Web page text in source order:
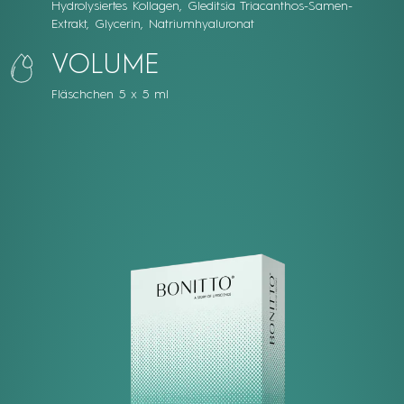
Hydrolysiertes Kollagen, Gleditsia Triacanthos-Samen-
Extrakt, Glycerin, Natriumhyaluronat
VOLUME
Fläschchen 5 x 5 ml